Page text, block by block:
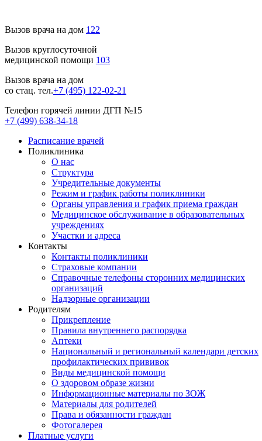
Вызов врача на дом 122
Вызов круглосуточной
медицинской помощи 103
Вызов врача на дом
со стац. тел.+7 (495) 122-02-21
Телефон горячей линии ДГП №15
+7 (499) 638-34-18
Расписание врачей
Поликлиника
О нас
Структура
Учредительные документы
Режим и график работы поликлиники
Органы управления и график приема граждан
Медицинское обслуживание в образовательных
учреждениях
Участки и адреса
Контакты
Контакты поликлиники
Страховые компании
Справочные телефоны сторонних медицинских
организаций
Надзорные организации
Родителям
Прикрепление
Правила внутреннего распорядка
Аптеки
Национальный и региональный календари детских
профилактических прививок
Виды медицинской помощи
О здоровом образе жизни
Информационные материалы по ЗОЖ
Материалы для родителей
Права и обязанности граждан
Фотогалерея
Платные услуги